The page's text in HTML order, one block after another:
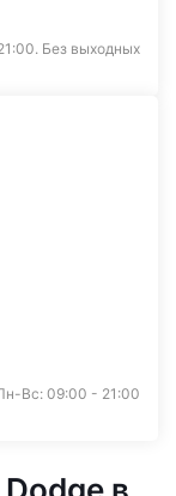
Без выходных
Вс: 09:00 - 21:00